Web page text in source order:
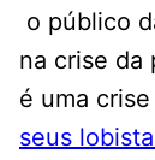
o público
na crise da
é uma crise
seus